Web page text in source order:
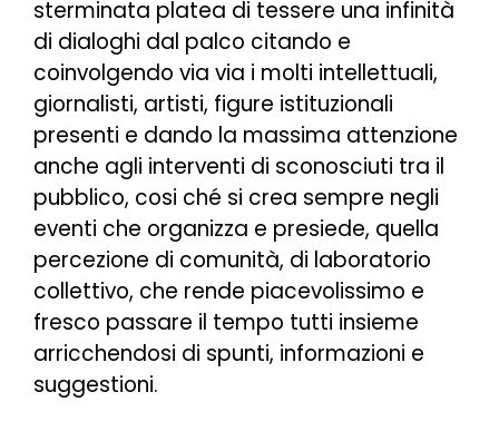
sterminata platea di tessere una infinità
di dialoghi dal palco citando e
coinvolgendo via via i molti intellettuali,
giornalisti, artisti, figure istituzionali
presenti e dando la massima attenzione
anche agli interventi di sconosciuti tra il
pubblico, cosi ché si crea sempre negli
eventi che organizza e presiede, quella
percezione di comunità, di laboratorio
collettivo, che rende piacevolissimo e
fresco passare il tempo tutti insieme
arricchendosi di spunti, informazioni e
suggestioni.